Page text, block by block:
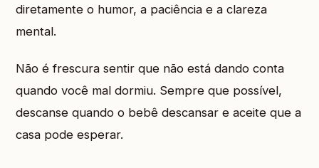
diretamente o humor, a paciência e a clareza
mental.
Não é frescura sentir que não está dando conta
quando você mal dormiu. Sempre que possível,
descanse quando o bebê descansar e aceite que a
casa pode esperar.